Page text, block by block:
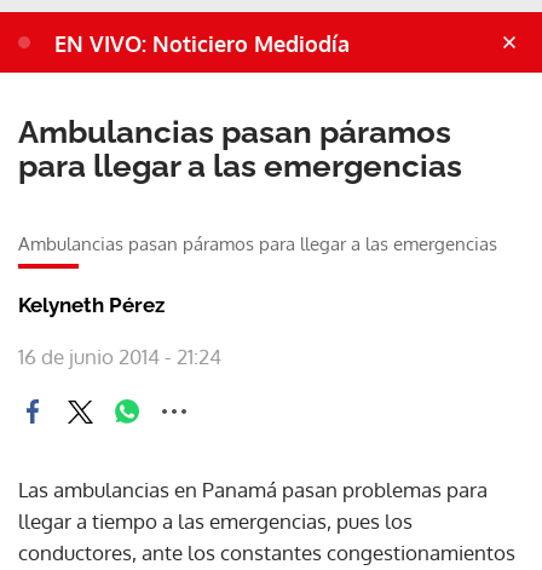
EN VIVO: Noticiero Mediodía
Ambulancias pasan páramos
para llegar a las emergencias
Ambulancias pasan páramos para llegar a las emergencias
Kelyneth Pérez
16 de junio 2014 - 21:24
Las ambulancias en Panamá pasan problemas para
llegar a tiempo a las emergencias, pues los
conductores, ante los constantes congestionamientos